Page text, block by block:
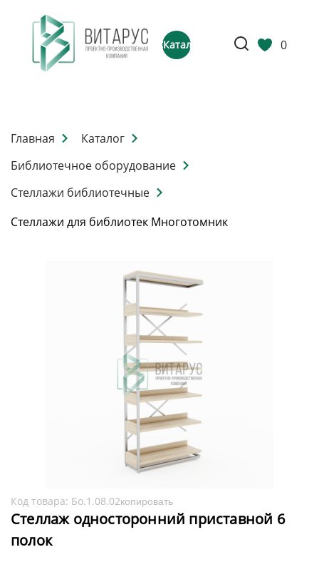
Каталог 0
Главная
Каталог
Библиотечное оборудование
Стеллажи библиотечные
Стеллажи для библиотек Многотомник
Код товара: Бо.1.08.02копировать
Стеллаж односторонний приставной 6
полок